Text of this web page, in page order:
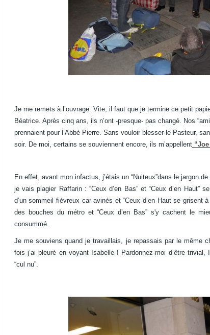
Je me remets à l’ouvrage. Vite, il faut que je termine ce petit
Béatrice. Après cinq ans, ils n’ont -presque- pas changé. Nos
prennaient pour l’Abbé Pierre. Sans vouloir blesser le Pasteur,
soir. De moi, certains se souviennent encore, ils m’appellent“Joe
En effet, avant mon infactus, j’étais un “Nuiteux”dans le jargon
je vais plagier Raffarin :“Ceux d’en Bas” et “Ceux d’en Haut”
d’un sommeil fiévreux car avinés et “Ceux d’en Haut se grisent à
des bouches du métro et “Ceux d’en Bas” s'y cachent le
consummé.
Je me souviens quand je travaillais je repassais par le même
fois j’ai pleuré en voyant Isabelle ! Pardonnez-moi d’être trivial,
“cul nu”.